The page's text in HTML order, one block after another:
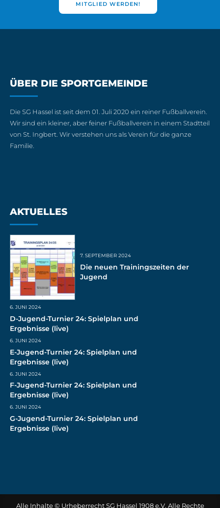
MITGLIED WERDEN!
ÜBER DIE SPORTGEMEINDE
Die SG Hassel ist seit dem 01. Juli 2020 ein reiner Fußballverein.
Wir sind ein kleiner, aber feiner Fußballverein in einem Stadtteil
von St. Ingbert. Wir verstehen uns als Verein für die ganze
Familie.
AKTUELLES
7. SEPTEMBER 2024
Die neuen Trainingszeiten der
Jugend
6. JUNI 2024
D-Jugend-Turnier 24: Spielplan und
Ergebnisse (live)
6. JUNI 2024
E-Jugend-Turnier 24: Spielplan und
Ergebnisse (live)
6. JUNI 2024
F-Jugend-Turnier 24: Spielplan und
Ergebnisse (live)
6. JUNI 2024
G-Jugend-Turnier 24: Spielplan und
Ergebnisse (live)
Alle Inhalte © Urheberrecht SG Hassel 1908 e.V. Alle Rechte